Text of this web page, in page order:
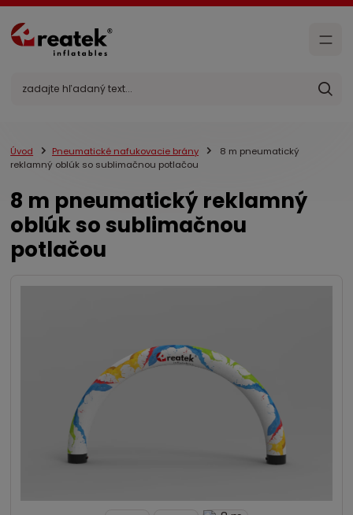
Úvod Pneumatické nafukovacie brány
8 m pneumatický
reklamný oblúk so sublimačnou potlačou
8 m pneumatický reklamný
oblúk so sublimačnou
potlačou